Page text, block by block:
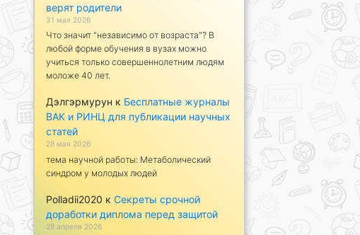
верят родители
31 мая 2026
Что значит "независимо от возраста"? В
любой форме обучения в вузах можно
учиться только совершеннолетним людям
моложе 40 лет.
Дэлгэрмурун к Бесплатные журналы
ВАК и РИНЦ для публикации научных
статей
28 мая 2026
тема научной работы: Метаболический
синдром у молодых людей
Polladii2020 к Секреты срочной
доработки диплома перед защитой
28 апреля 2026